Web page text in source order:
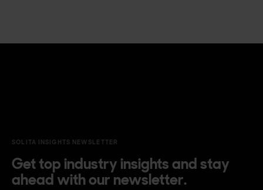
SOLITA INSIGHTS NEWSLETTER
Get top industry insights and stay
ahead with our newsletter.